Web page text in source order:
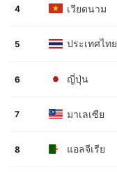
4 เวียดนาม
5 ประเทศไทย
6 ญี่ปุ่น
7 มาเลเซีย
8 แอลจีเรีย